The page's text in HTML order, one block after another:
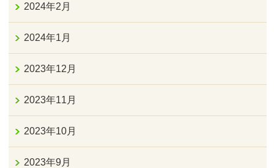
2024年2月
2024年1月
2023年12月
2023年11月
2023年10月
2023年9月